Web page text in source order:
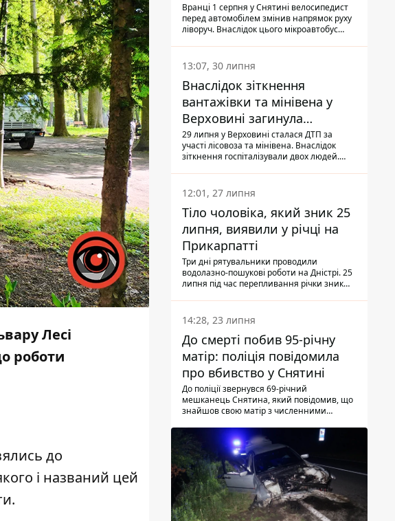
Лесі
роботи
до
і названий цей
Вранці 1 серпня у Снятині велосипедист
перед автомобілем змінив напрямок руху
ліворуч. Внаслідок цього мікроавтобус
13:07, 30 липня
Внаслідок зіткнення
вантажівки та мінівена у
Верховині загинула
пасажирка, водійка - у
лікарні
29 липня у Верховині сталася ДТП за
участі лісовоза та мінівена. Внаслідок
зіткнення госпіталізували двох людей.
Також травми отримала водійка
автомобіля.
12:01, 27 липня
Тіло чоловіка, який зник 25
липня, виявили у річці на
Прикарпатті
Три дні рятувальники проводили
водолазно-пошукові роботи на Дністрі. 25
липня під час перепливання річки зник
виявили тіло.
14:28, 23 липня
До смерті побив 95-річну
матір: поліція повідомила
про вбивство у Снятині
До поліції звернувся 69-річний
мешканець Снятина, який повідомив, що
знайшов свою матір з численними
з'ясували правоохоронці, ці травми жінці
наніс її син.